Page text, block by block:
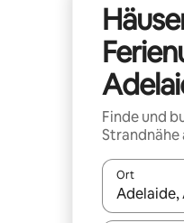
Finde und
Strandnähe
Ort
Wenn